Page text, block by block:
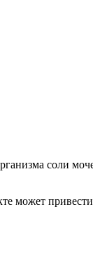
соли
может